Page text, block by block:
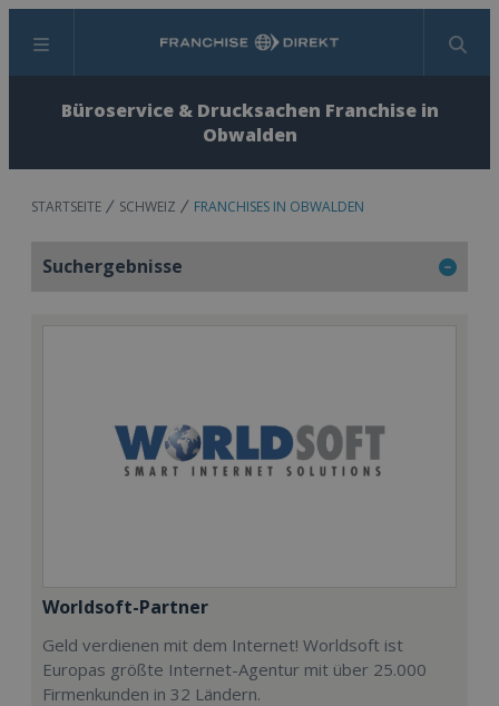
Menü Suchen
Büroservice & Drucksachen Franchise in
Obwalden
STARTSEITE SCHWEIZ FRANCHISES IN OBWALDEN
Suchergebnisse
Worldsoft-Partner
Geld verdienen mit dem Internet! Worldsoft ist
Europas größte Internet-Agentur mit über 25.000
Firmenkunden in 32 Ländern.